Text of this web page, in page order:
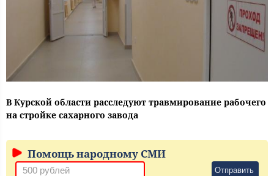
В Курской области расследуют травмирование рабочего
на стройке сахарного завода
Помощь народному СМИ
Отправить